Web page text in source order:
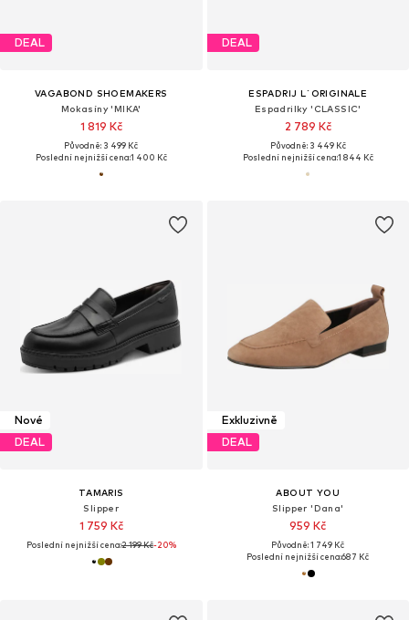
DEAL
VAGABOND SHOEMAKERS
Mokasíny 'MIKA'
1 819 Kč
Původně: 3 499 Kč
Poslední nejnižší cena:1 400 Kč
DEAL
ESPADRIJ L´ORIGINALE
Espadrilky 'CLASSIC'
2 789 Kč
Původně: 3 449 Kč
Poslední nejnižší cena:1 844 Kč
Nové
DEAL
TAMARIS
Slipper
1 759 Kč
Poslední nejnižší cena:2 199 Kč-20%
Exkluzivně
DEAL
ABOUT YOU
Slipper 'Dana'
959 Kč
Původně: 1 749 Kč
Poslední nejnižší cena:687 Kč